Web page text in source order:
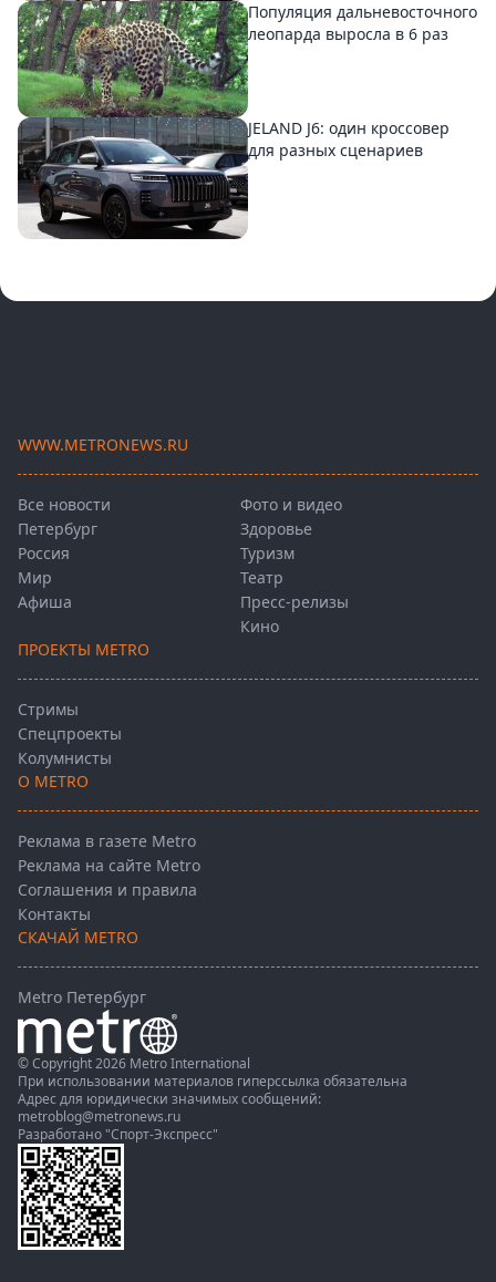
Популяция дальневосточного
леопарда выросла в 6 раз
JELAND J6: один кроссовер
для разных сценариев
WWW.METRONEWS.RU
Все новости
Петербург
Россия
Мир
Афиша
Фото и видео
Здоровье
Туризм
Театр
Пресс-релизы
Кино
ПРОЕКТЫ METRO
Стримы
Спецпроекты
Колумнисты
О METRO
Реклама в газете Metro
Реклама на сайте Metro
Соглашения и правила
Контакты
СКАЧАЙ METRO
Metro Петербург
© Copyright 2026 Metro International
При использовании материалов гиперссылка обязательна
Адрес для юридически значимых сообщений:
metroblog@metronews.ru
Разработано "Спорт-Экспресс"